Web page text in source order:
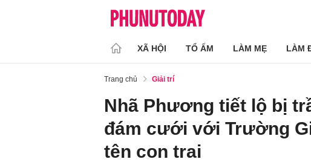
XÃ HỘI TỔ ẤM LÀM MẸ LÀM
Trang chủ Giải trí
Nhã Phương tiết lộ bị
đám cưới với Trường
tên con trai